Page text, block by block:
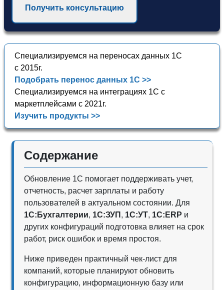
Получить консультацию
Специализируемся на переносах данных 1С
с 2015г.
Подобрать перенос данных 1С >>
Специализируемся на интеграциях 1С с
маркетплейсами с 2021г.
Изучить продукты >>
Содержание
Обновление 1С помогает поддерживать учет,
отчетность, расчет зарплаты и работу
пользователей в актуальном состоянии. Для
1С:Бухгалтерии, 1С:ЗУП , 1С:УТ, 1С:ERP и
других конфигураций подготовка влияет на срок
работ, риск ошибок и время простоя.
Ниже приведен практичный чек-лист для
компаний, которые планируют обновить
конфигурацию, информационную базу или